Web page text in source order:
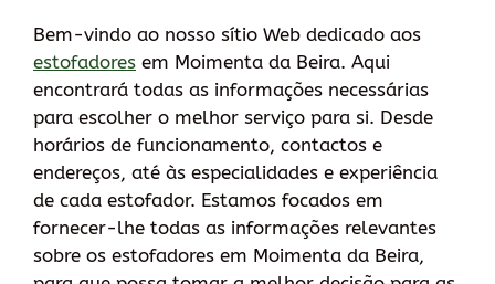
Bem-vindo ao nosso sítio Web dedicado aos
estofadores em Moimenta da Beira. Aqui
encontrará todas as informações necessárias
para escolher o melhor serviço para si. Desde
horários de funcionamento, contactos e
endereços, até às especialidades e experiência
de cada estofador. Estamos focados em
fornecer-lhe todas as informações relevantes
sobre os estofadores em Moimenta da Beira,